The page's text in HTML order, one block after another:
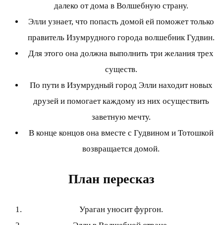
далеко от дома в Волшебную страну.
Элли узнает, что попасть домой ей поможет только
правитель Изумрудного города волшебник Гудвин.
Для этого она должна выполнить три желания трех
существ.
По пути в Изумрудный город Элли находит новых
друзей и помогает каждому из них осуществить
заветную мечту.
В конце концов она вместе с Гудвином и Тотошкой
возвращается домой.
План пересказ
Ураган уносит фургон.